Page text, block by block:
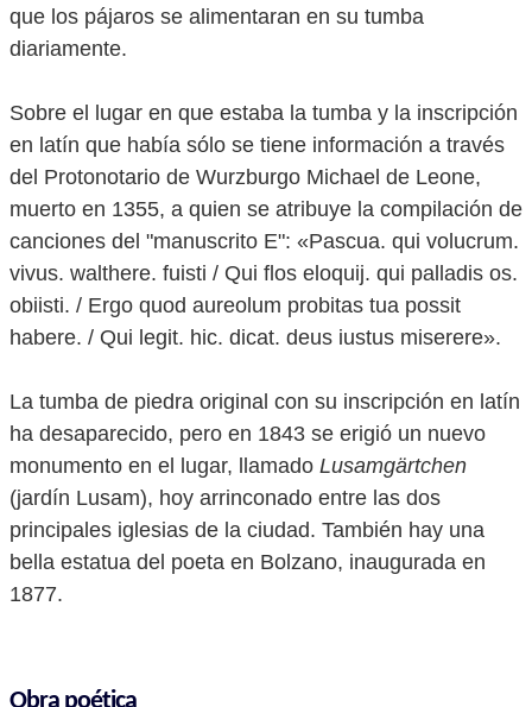
que los pájaros se alimentaran en su tumba
diariamente.
Sobre el lugar en que estaba la tumba y la inscripción
en latín que había sólo se tiene información a través
del Protonotario de Wurzburgo Michael de Leone,
muerto en 1355, a quien se atribuye la compilación de
canciones del "manuscrito E": «Pascua. qui volucrum.
vivus. walthere. fuisti / Qui flos eloquij. qui palladis os.
obiisti. / Ergo quod aureolum probitas tua possit
habere. / Qui legit. hic. dicat. deus iustus miserere».
La tumba de piedra original con su inscripción en latín
ha desaparecido, pero en 1843 se erigió un nuevo
monumento en el lugar, llamado Lusamgärtchen
(jardín Lusam), hoy arrinconado entre las dos
principales iglesias de la ciudad. También hay una
bella estatua del poeta en Bolzano, inaugurada en
1877.